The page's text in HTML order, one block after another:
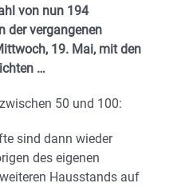
von nun 194
der vergangenen
19. Mai, mit den
…
50 und 100:
sind dann wieder
des eigenen
Hausstands auf